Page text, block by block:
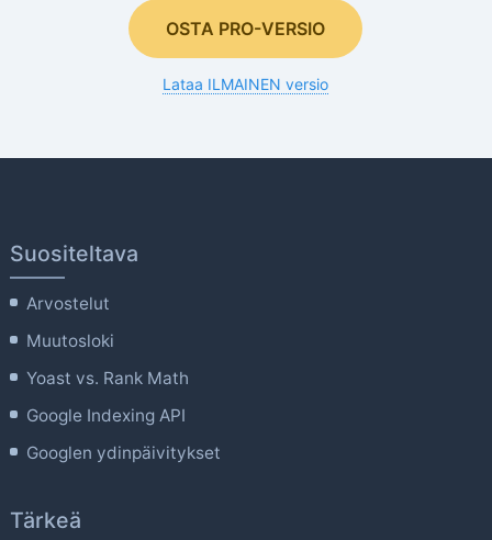
OSTA PRO-VERSIO
Lataa ILMAINEN versio
Suositeltava
Arvostelut
Muutosloki
Yoast vs. Rank Math
Google Indexing API
Googlen ydinpäivitykset
Tärkeä